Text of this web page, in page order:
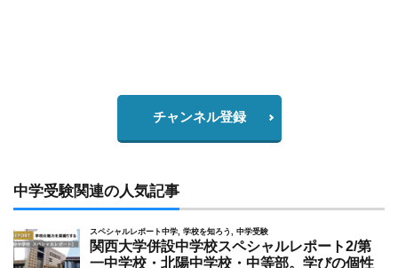
チャンネル登録
中学受験関連の人気記事